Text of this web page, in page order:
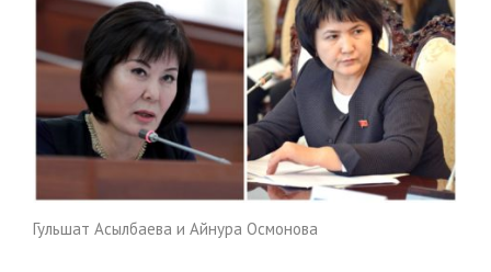
Гульшат Асылбаева и Айнура Осмонова